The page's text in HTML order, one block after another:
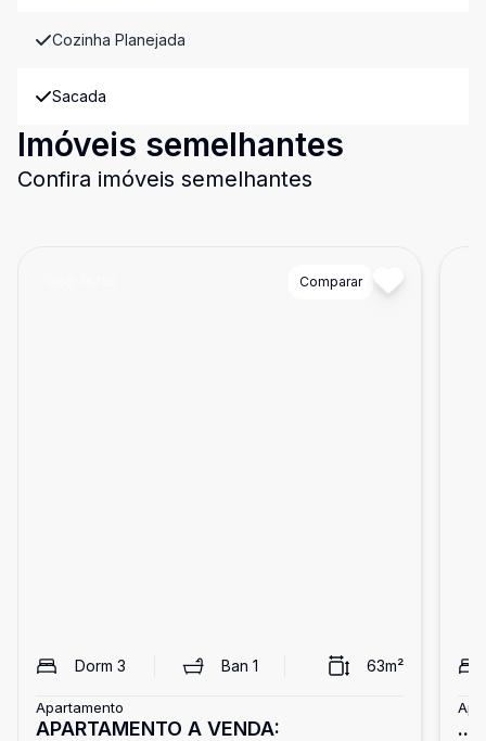
Cozinha Planejada
Sacada
Imóveis semelhantes
Confira imóveis semelhantes
Comparar
Dorm 3 Ban 1 63m²
Apartamento
APARTAMENTO A VENDA: ...